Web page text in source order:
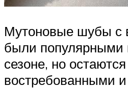
Мутоновые шубы с
были
сезоне, но остаются
востребованными